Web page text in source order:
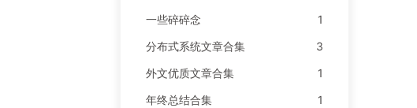
一些碎碎念
1
分布式系统文章合集
3
外文优质文章合集
1
年终总结合集
1